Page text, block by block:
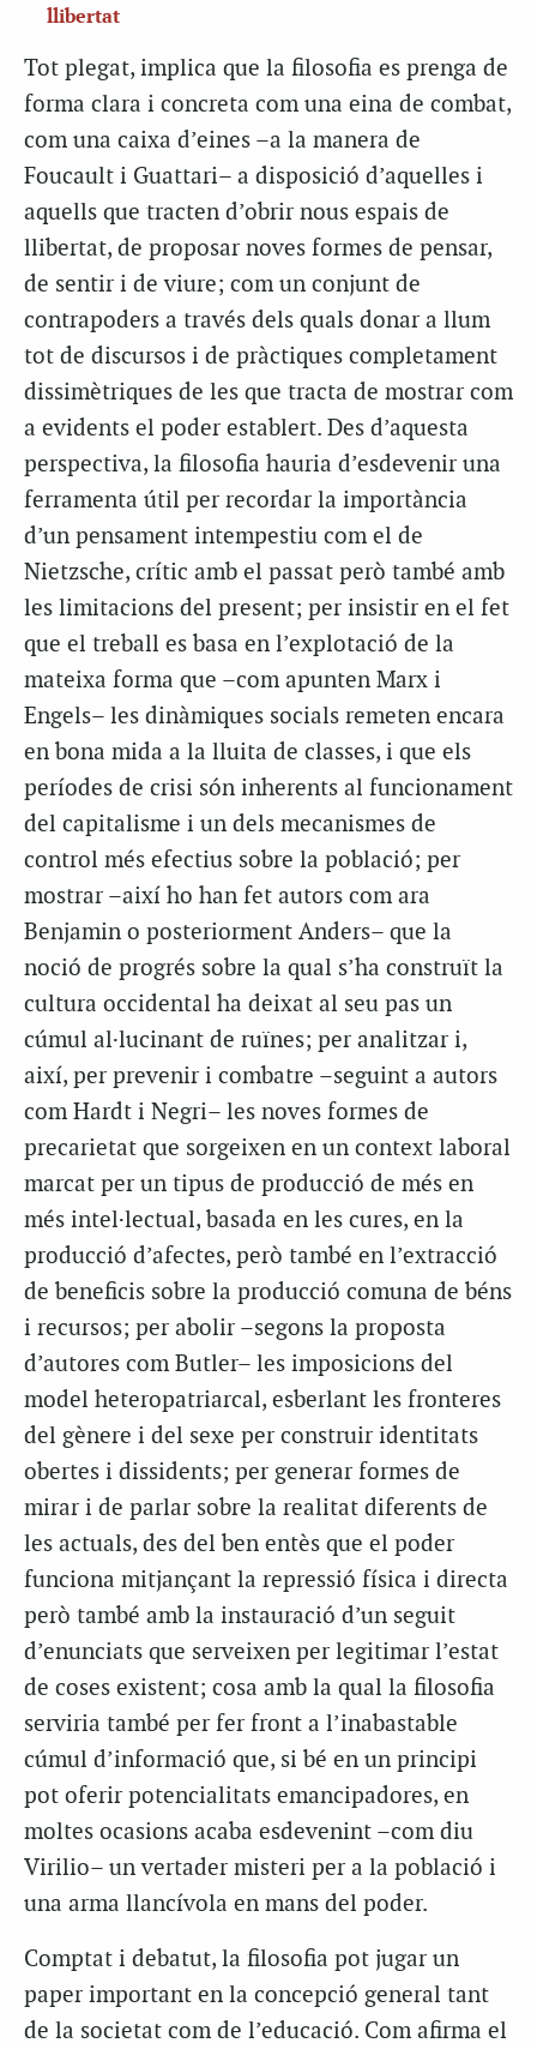
llibertat
Tot plegat, implica que la filosofia es prenga de
forma clara i concreta com una eina de combat,
com una caixa d’eines –a la manera de
Foucault i Guattari– a disposició d’aquelles i
aquells que tracten d’obrir nous espais de
llibertat, de proposar noves formes de pensar,
de sentir i de viure; com un conjunt de
contrapoders a través dels quals donar a llum
tot de discursos i de pràctiques completament
dissimètriques de les que tracta de mostrar com
a evidents el poder establert. Des d’aquesta
perspectiva, la filosofia hauria d’esdevenir una
ferramenta útil per recordar la importància
d’un pensament intempestiu com el de
Nietzsche, crític amb el passat però també amb
les limitacions del present; per insistir en el fet
que el treball es basa en l’explotació de la
mateixa forma que –com apunten Marx i
Engels– les dinàmiques socials remeten encara
en bona mida a la lluita de classes, i que els
períodes de crisi són inherents al funcionament
del capitalisme i un dels mecanismes de
control més efectius sobre la població; per
mostrar –així ho han fet autors com ara
Benjamin o posteriorment Anders– que la
noció de progrés sobre la qual s’ha construït la
cultura occidental ha deixat al seu pas un
cúmul al·lucinant de ruïnes; per analitzar i,
així, per prevenir i combatre –seguint a autors
com Hardt i Negri– les noves formes de
precarietat que sorgeixen en un context laboral
marcat per un tipus de producció de més en
més intel·lectual, basada en les cures, en la
producció d’afectes, però també en l’extracció
de beneficis sobre la producció comuna de béns
i recursos; per abolir –segons la proposta
d’autores com Butler– les imposicions del
model heteropatriarcal, esberlant les fronteres
del gènere i del sexe per construir identitats
obertes i dissidents; per generar formes de
mirar i de parlar sobre la realitat diferents de
les actuals, des del ben entès que el poder
funciona mitjançant la repressió física i directa
però també amb la instauració d’un seguit
d’enunciats que serveixen per legitimar l’estat
de coses existent; cosa amb la qual la filosofia
serviria també per fer front a l’inabastable
cúmul d’informació que, si bé en un principi
pot oferir potencialitats emancipadores, en
moltes ocasions acaba esdevenint –com diu
Virilio– un vertader misteri per a la població i
una arma llancívola en mans del poder.
Comptat i debatut, la filosofia pot jugar un
paper important en la concepció general tant
de la societat com de l’educació. Com afirma el